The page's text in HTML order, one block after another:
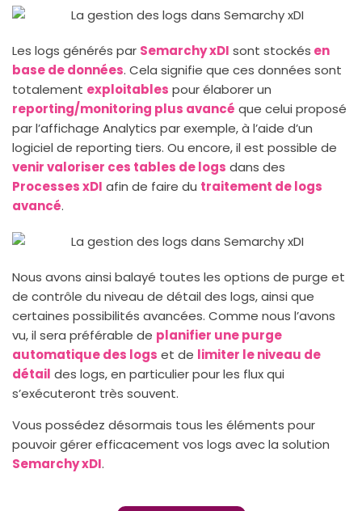
Les logs générés par Semarchy xDI sont stockés en
base de données. Cela signifie que ces données sont
totalement exploitables pour élaborer un
reporting/monitoring plus avancé que celui proposé
par l’affichage Analytics par exemple, à l’aide d’un
logiciel de reporting tiers. Ou encore, il est possible de
venir valoriser ces tables de logs dans des
Processes xDI afin de faire du traitement de logs
avancé.
Nous avons ainsi balayé toutes les options de purge et
de contrôle du niveau de détail des logs, ainsi que
certaines possibilités avancées. Comme nous l’avons
vu, il sera préférable de planifier une purge
automatique des logs et de limiter le niveau de
détail des logs, en particulier pour les flux qui
s’exécuteront très souvent.
Vous possédez désormais tous les éléments pour
pouvoir gérer efficacement vos logs avec la solution
Semarchy xDI.